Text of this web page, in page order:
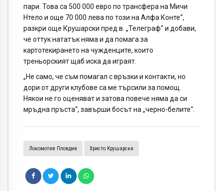
пари. Това са 500 000 eвро по трансфера на Мичи
Нтело и още 70 000 лева по този на Алфа Конте“,
разкри още Крушарски пред в. „Телеграф“ и добави,
че оттук нататък няма и да помага за
картотекирането на чужденците, които
треньорският щаб иска да играят.
„Не само, че съм помагал с връзки и контакти, но
дори от други клубове са ме търсили за помощ.
Някои не го оценяват и затова повече няма да си
мръдна пръста“, завърши босът на „черно-белите“.
Локомотив Пловдив Христо Крушарски